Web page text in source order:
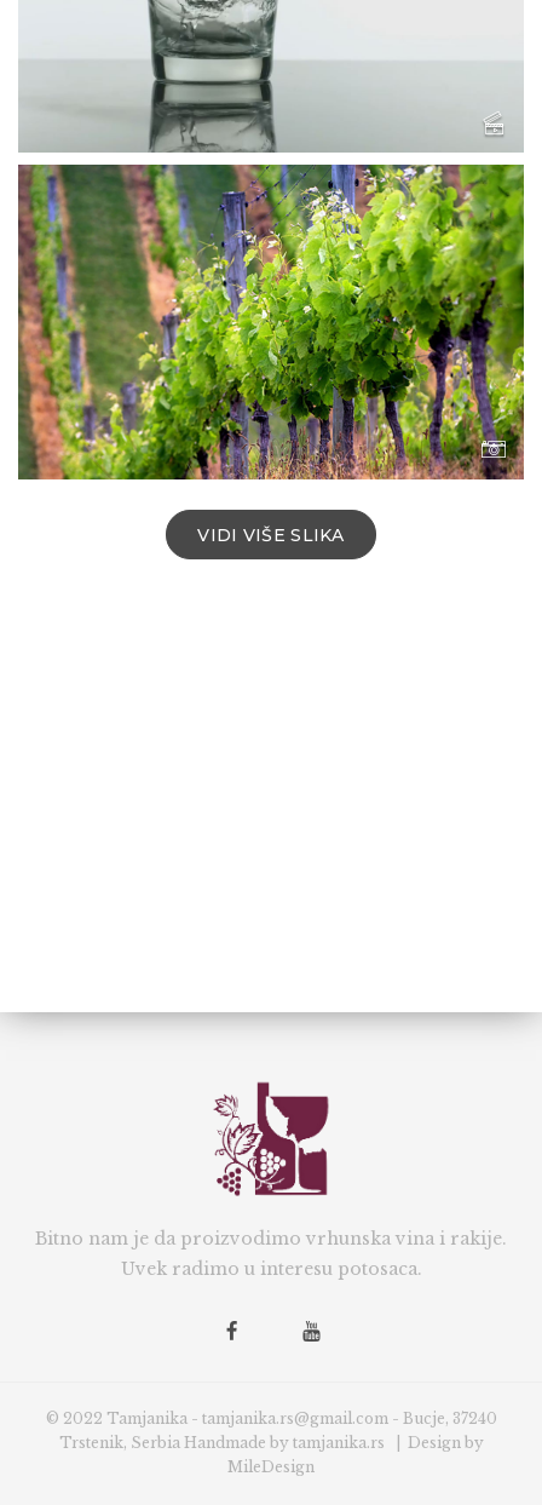
VIDI VIŠE SLIKA
Bitno nam je da proizvodimo vrhunska vina i rakije.
Uvek radimo u interesu potosaca.
© 2022 Tamjanika - tamjanika.rs@gmail.com - Bucje, 37240
Trstenik, Serbia Handmade by tamjanika.rs | Design by
MileDesign